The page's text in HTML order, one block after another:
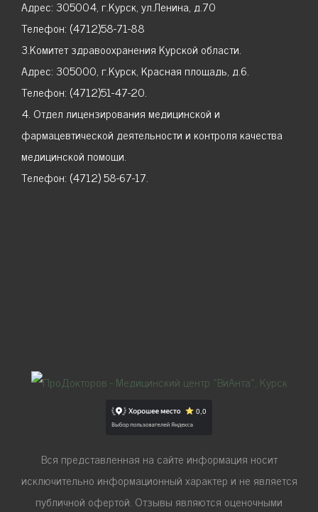
Адрес: 305004, г.Курск, ул.Ленина, д.70
Телефон: (4712)58-71-88
3.Комитет здравоохранения Курской области.
Адрес: 305000, г.Курск, Красная площадь, д.6.
Телефон: (4712)51-47-20.
4. Отдел лицензирования медицинской и
фармацевтической деятельности и контроля качества
медицинской помощи.
Телефон: (4712) 58-67-17.
Вся представленная на сайте информация носит
исключительно информационный характер и не является
публичной офертой. Отзывы являются оценочными